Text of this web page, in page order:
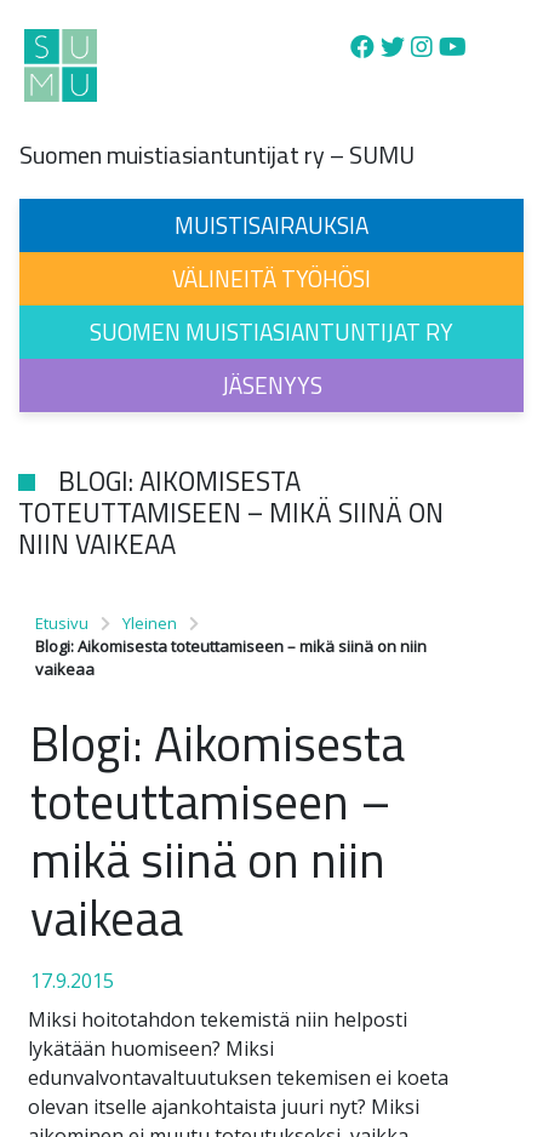
Main Navigation
Suomen muistiasiantuntijat ry – SUMU
MUISTISAIRAUKSIA
VÄLINEITÄ TYÖHÖSI
SUOMEN MUISTIASIANTUNTIJAT RY
JÄSENYYS
BLOGI: AIKOMISESTA
TOTEUTTAMISEEN – MIKÄ SIINÄ ON
NIIN VAIKEAA
Etusivu
Yleinen
Blogi: Aikomisesta toteuttamiseen – mikä siinä on niin
vaikeaa
Blogi: Aikomisesta
toteuttamiseen –
mikä siinä on niin
vaikeaa
17.9.2015
Miksi hoitotahdon tekemistä niin helposti
lykätään huomiseen? Miksi
edunvalvontavaltuutuksen tekemisen ei koeta
olevan itselle ajankohtaista juuri nyt? Miksi